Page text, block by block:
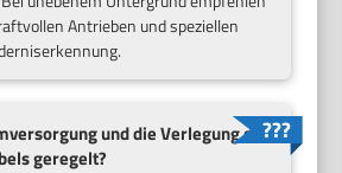
Antrieben und speziellen
und die Verlegung des
geregelt?